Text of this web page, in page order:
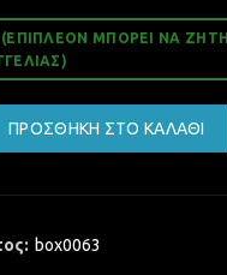
ΜΠΟΡΕΊ ΝΑ
ΠΡΟΣΘΉΚΗ ΣΤΟ ΚΑΛΆΘΙ
box0063